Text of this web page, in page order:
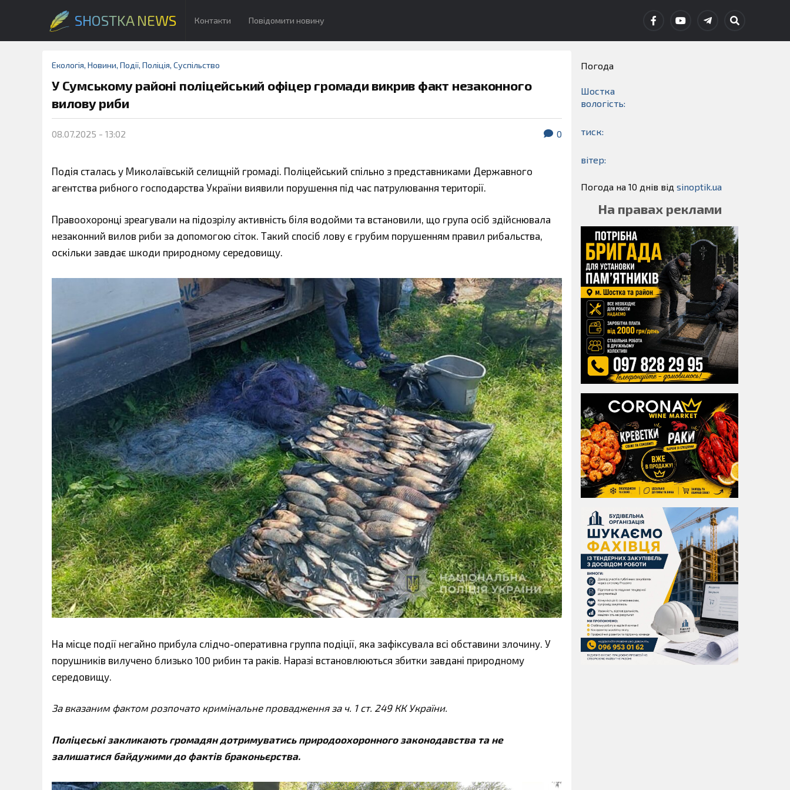
SHOSTKA NEWS Контакти Повідомити новину
Екологія, Новини, Події, Поліція, Суспільство
У Сумському районі поліцейський офіцер громади викрив факт незаконного
вилову риби
08.07.2025 - 13:02 0
Подія сталась у Миколаївській селищній громаді. Поліцейський спільно з представниками Державного
агентства рибного господарства України виявили порушення під час патрулювання території.
Правоохоронці зреагували на підозрілу активність біля водойми та встановили, що група осіб здійснювала
незаконний вилов риби за допомогою сіток. Такий спосіб лову є грубим порушенням правил рибальства,
оскільки завдає шкоди природному середовищу.
На місце події негайно прибула слідчо-оперативна группа подіції, яка зафіксувала всі обставини злочину. У
порушників вилучено близько 100 рибин та раків. Наразі встановлюються збитки завдані природному
середовищу.
За вказаним фактом розпочато кримінальне провадження за ч. 1 ст. 249 КК України.
Поліцеські закликають громадян дотримуватись природоохоронного законодавства та не
залишатися байдужими до фактів браконьєрства.
Погода
Шостка
вологість:
тиск:
вітер:
Погода на 10 днів від sinoptik.ua
На правах реклами